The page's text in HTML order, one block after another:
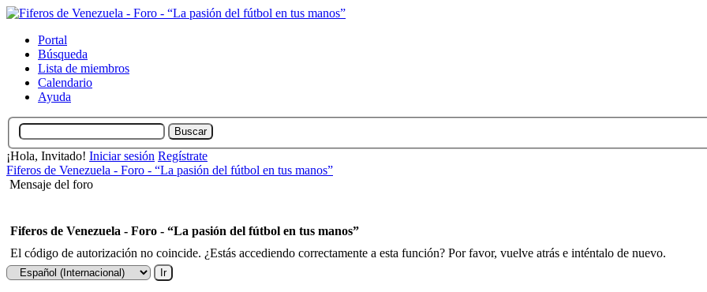
Portal
Búsqueda
Lista de miembros
Calendario
Ayuda
¡Hola, Invitado! Iniciar sesión Regístrate
Fiferos de Venezuela - Foro - “La pasión del fútbol en tus manos”
Mensaje del foro
Fiferos de Venezuela - Foro - “La pasión del fútbol en tus manos”
El código de autorización no coincide. ¿Estás accediendo correctamente a esta función? Por favor, vuelve atrás e inténtalo de nuevo.